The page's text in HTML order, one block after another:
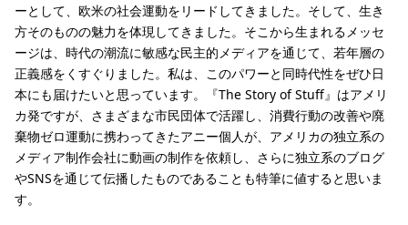
ーとして、欧米の社会運動をリードしてきました。そして、生き
方そのものの魅力を体現してきました。そこから生まれるメッセ
ージは、時代の潮流に敏感な民主的メディアを通じて、若年層の
正義感をくすぐりました。私は、このパワーと同時代性をぜひ日
本にも届けたいと思っています。『The Story of Stuff』はアメリ
カ発ですが、さまざまな市民団体で活躍し、消費行動の改善や廃
棄物ゼロ運動に携わってきたアニー個人が、アメリカの独立系の
メディア制作会社に動画の制作を依頼し、さらに独立系のブログ
やSNSを通じて伝播したものであることも特筆に値すると思いま
す。